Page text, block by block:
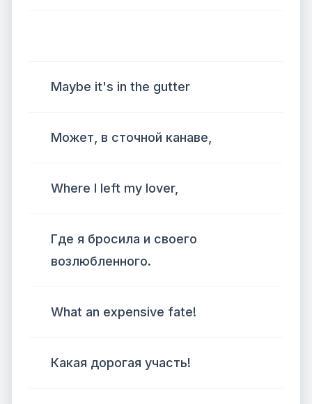
Maybe it's in the gutter
Может, в сточной канаве,
Where I left my lover,
Где я бросила и своего
возлюбленного.
What an expensive fate!
Какая дорогая участь!